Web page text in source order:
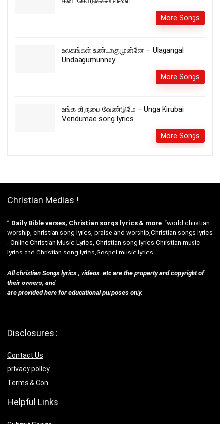
More Songs
உலகங்கள் உண்டாகுமுன்னே – Ulagangal
Undaagumunney
More Songs
உங்க கிருபை வேண்டுமே – Unga Kirubai
Vendumae song lyrics
More Songs
Christian Medias !
” Daily Bible verses, Christian songs lyrics & more “world christian
worship, christian song lyrics, praise and worship,Christian songs lyrics
. Online Christian Music Lyrics, Christian song lyrics Christian music
lyrics and Christian song lyrics,Gospel music lyrics.
All christian Songs lyrics , videos etc are the property and copyright of
their owners, and
are provided here for educational purposes only.
Disclosures :
Contact Us
privacy policy
Terms & Con
Helpful Links